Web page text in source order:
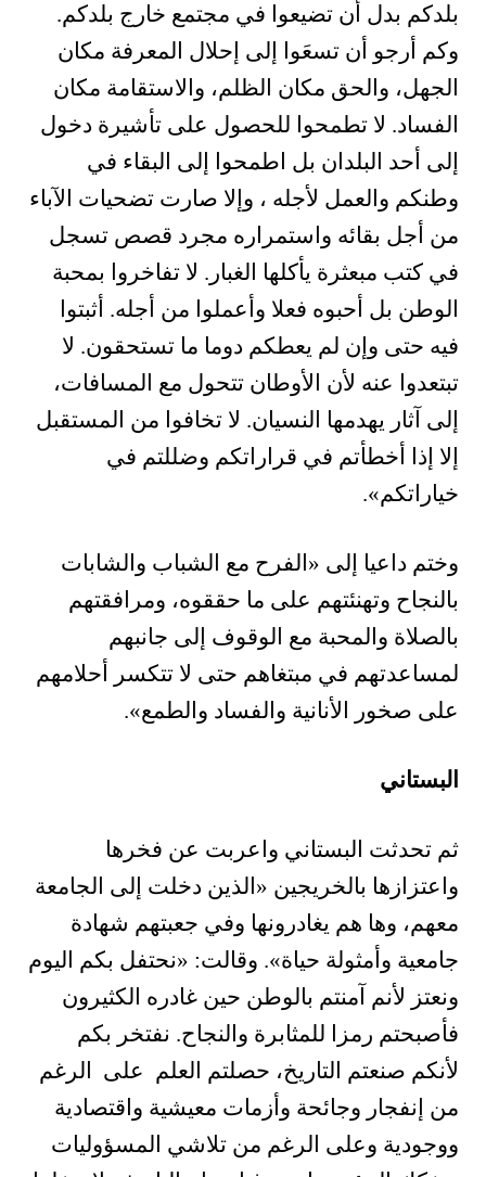
بلدكم بدل أن تضيعوا في مجتمع خارج بلدكم.
وكم أرجو أن تسعَوا إلى إحلال المعرفة مكان
الجهل، والحق مكان الظلم، والاستقامة مكان
الفساد. لا تطمحوا للحصول على تأشيرة دخول
إلى أحد البلدان بل اطمحوا إلى البقاء في
وطنكم والعمل لأجله ، وإلا صارت تضحيات الآباء
من أجل بقائه واستمراره مجرد قصص تسجل
في كتب مبعثرة يأكلها الغبار. لا تفاخروا بمحبة
الوطن بل أحبوه فعلا وأعملوا من أجله. أثبتوا
فيه حتى وإن لم يعطكم دوما ما تستحقون. لا
تبتعدوا عنه لأن الأوطان تتحول مع المسافات،
إلى آثار يهدمها النسيان. لا تخافوا من المستقبل
إلا إذا أخطأتم في قراراتكم وضللتم في
خياراتكم».
وختم داعيا إلى «الفرح مع الشباب والشابات
بالنجاح وتهنئتهم على ما حققوه، ومرافقتهم
بالصلاة والمحبة مع الوقوف إلى جانبهم
لمساعدتهم في مبتغاهم حتى لا تتكسر أحلامهم
على صخور الأنانية والفساد والطمع».
البستاني
ثم تحدثت البستاني واعربت عن فخرها
واعتزازها بالخريجين «الذين دخلت إلى الجامعة
معهم، وها هم يغادرونها وفي جعبتهم شهادة
جامعية وأمثولة حياة». وقالت: «نحتفل بكم اليوم
ونعتز لأنم آمنتم بالوطن حين غادره الكثيرون
فأصبحتم رمزا للمثابرة والنجاح. نفتخر بكم
لأنكم صنعتم التاريخ، حصلتم العلم على الرغم
من إنفجار وجائحة وأزمات معيشية واقتصادية
ووجودية وعلى الرغم من تلاشي المسؤوليات